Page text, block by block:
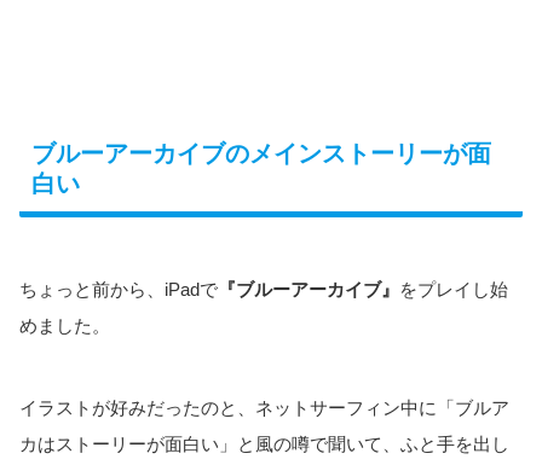
ブルーアーカイブのメインストーリーが面
白い
ちょっと前から、iPadで 『ブルーアーカイブ』 をプレイし始
めました。
イラストが好みだったのと、ネットサーフィン中に「ブルア
カはストーリーが面白い」と風の噂で聞いて、ふと手を出し